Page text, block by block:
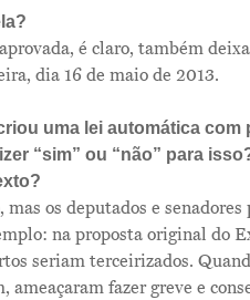
é claro, também
dia 16 de maio de 2013.
uma lei automática com
“sim” ou “não” para
os deputados e senadores
na proposta original do
seriam terceirizados.
ameaçaram fazer greve e